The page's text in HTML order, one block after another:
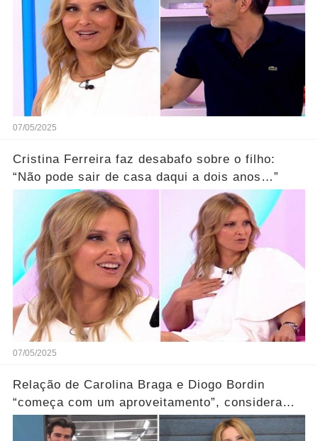
07/05/2025
Cristina Ferreira faz desabafo sobre o filho:
“Não pode sair de casa daqui a dois anos…”
07/05/2025
Relação de Carolina Braga e Diogo Bordin
“começa com um aproveitamento”, considera
Cristina Ferreira